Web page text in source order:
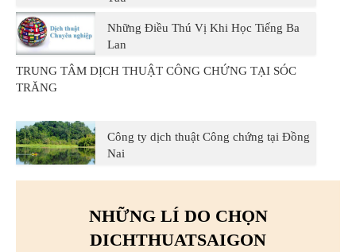
Những Điều Thú Vị Khi Học Tiếng Ba
Lan
TRUNG TÂM DỊCH THUẬT CÔNG CHỨNG TẠI SÓC
TRĂNG
Công ty dịch thuật Công chứng tại Đồng
Nai
NHỮNG LÍ DO CHỌN
DICHTHUATSAIGON